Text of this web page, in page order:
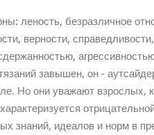
леность, безразличное
верности,
завышен, он -
Но они уважают взрослых,
знаний, идеалов и норм в